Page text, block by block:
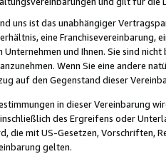
uns ist das unabhängiger
eine Franchisevereinbarung,
und Ihnen. Sie sind
Wenn Sie eine andere
auf den Gegenstand dieser
in dieser Vereinbarung
des Ergreifens oder
die mit US-Gesetzen, Vorschriften,
gelten.